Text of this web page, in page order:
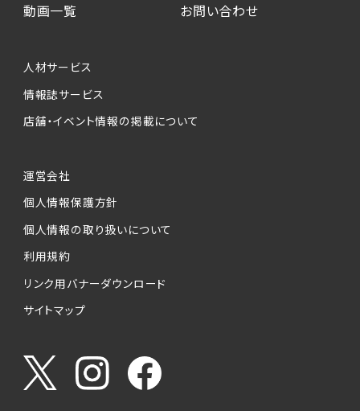
動画一覧
お問い合わせ
人材サービス
情報誌サービス
店舗・イベント情報の掲載について
運営会社
個人情報保護方針
個人情報の取り扱いについて
利用規約
リンク用バナーダウンロード
サイトマップ